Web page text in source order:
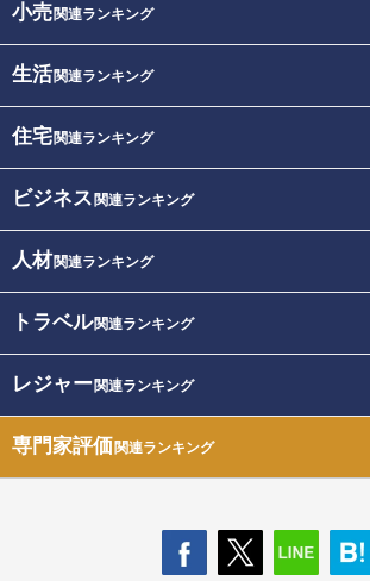
小売関連ランキング
生活関連ランキング
住宅関連ランキング
ビジネス 関連ランキング
人材関連ランキング
トラベル関連ランキング
レジャー関連ランキング
専門家評価関連ランキング